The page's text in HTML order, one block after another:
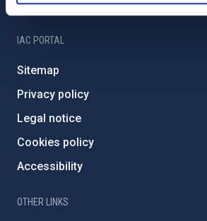
IAC Friends
IAC PORTAL
Sitemap
Privacy policy
Legal notice
Cookies policy
Accessibility
OTHER LINKS